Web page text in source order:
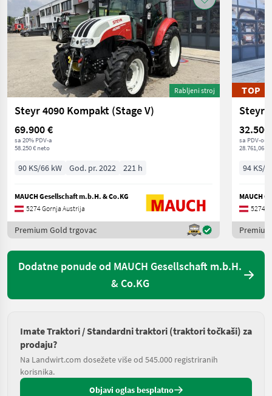
Rabljeni stroj
Steyr 4090 Kompakt (Stage V)
69.900 €
sa 20% PDV-a
58.250 € neto
90 KS/66 kW God. pr. 2022 221 h
MAUCH Gesellschaft m.b.H. & Co.KG
5274 Gornja Austrija
Premium Gold trgovac
TOP
Steyr
32.500
sa PDV-om
28.761,06 €
94 KS/
MAUCH
5274
Dodatne ponude od MAUCH Gesellschaft m.b.H.
& Co.KG
Imate Traktori / Standardni traktori (traktori točkaši) za
prodaju?
Na Landwirt.com dosežete više od 545.000 registriranih
korisnika.
Objavi oglas besplatno